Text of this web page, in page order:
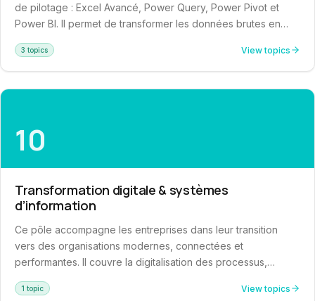
de pilotage : Excel Avancé, Power Query, Power Pivot et
Power BI. Il permet de transformer les données brutes en
d'analyse dans tous les métiers de l'entreprise. Ces
compétences transversales sont indispensables pour le
contrôle de gestion, le suivi de projet, le reporting RH, la
3 topics View topics
10
Transformation digitale & systèmes
d’information
Ce pôle accompagne les entreprises dans leur transition
vers des organisations modernes, connectées et
performantes. Il couvre la digitalisation des processus,
outils numériques pour améliorer la productivité, la prise de
1 topic View topics